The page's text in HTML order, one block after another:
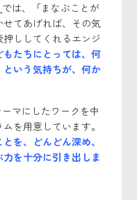
では、「まなぶことが
てあげれば、その気
ししてくれるエンジ
もたちにとっては、何
いう気持ちが、何か
マにしたワークを中
を用意しています。
を、どんどん深め、
を十分に引き出しま